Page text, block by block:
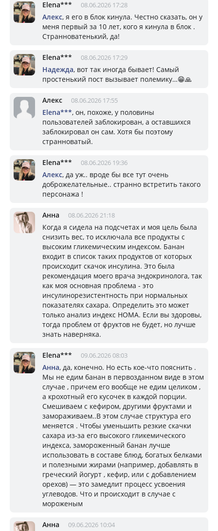
Elena*** 08.06.2026 17:28
Алекс, я его в блок кинула. Честно сказать, он у
меня первый за 10 лет, кого я кинула в блок .
Странноватенький, да!
Elena*** 08.06.2026 17:29
Надежда, вот так иногда бывает! Самый
простенький пост вызывает полемику…😁🙏
Алекс 08.06.2026 17:55
Elena***, он, похоже, у половины
пользователей заблокирован, а оставшихся
заблокировал он сам. Хотя бы поэтому
странноватый.
Elena*** 08.06.2026 19:36
Алекс, да уж.. вроде бы все тут очень
доброжелательные.. странно встретить такого
персонажа !
Анна 08.06.2026 21:18
Когда я сидела на подсчетах и моя цель была
снизить вес, то исключала все продукты с
высоким гликемическим индексом. Банан
входит в список таких продуктов от которых
происходит скачок инсулина. Это была
рекомендация моего врача эндокринолога, так
как моя основная проблема - это
инсулинорезистентность при нормальных
показателях сахара. Определить это может
только анализ индекс HOMA. Если вы здоровы,
тогда проблем от фруктов не будет, но лучше
знать наверняка.
Elena*** 09.06.2026 08:03
Анна, да, конечно. Но есть кое-что пояснить .
Мы не едим банан в первозданном виде в этом
случае , причем его вообще не едим целиком ,
а крохотный его кусочек в каждой порции.
Смешиваем с кефиром, другими фруктами и
замораживаем..В этом случае структура его
меняется . Чтобы уменьшить резкие скачки
сахара из-за его высокого гликемического
индекса, замороженный банан лучше
использовать в составе блюд, богатых белками
и полезными жирами (например, добавлять в
греческий йогурт , кефир, или с добавлением
орехов) — это замедлит процесс усвоения
углеводов. Что и происходит в случае с
мороженым
Анна 09.06.2026 10:04